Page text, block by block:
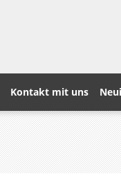
Kontakt mit uns